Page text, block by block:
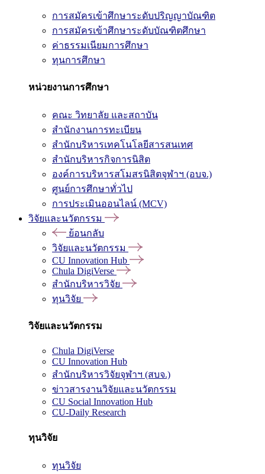
การสมัครเข้าศึกษาระดับปริญญาบัณฑิต
การสมัครเข้าศึกษาระดับบัณฑิตศึกษา
ค่าธรรมเนียมการศึกษา
ทุนการศึกษา
หน่วยงานการศึกษา
คณะ วิทยาลัย และสถาบัน
สำนักงานการทะเบียน
สำนักบริหารเทคโนโลยีสารสนเทศ
สำนักบริหารกิจการนิสิต
องค์การบริหารสโมสรนิสิตจุฬาฯ (อบจ.)
ศูนย์การศึกษาทั่วไป
การประเมินออนไลน์ (MCV)
วิจัยและนวัตกรรม
ย้อนกลับ
วิจัยและนวัตกรรม
CU Innovation Hub
Chula DigiVerse
สำนักบริหารวิจัย
ทุนวิจัย
วิจัยและนวัตกรรม
Chula DigiVerse
CU Innovation Hub
สำนักบริหารวิจัยจุฬาฯ (สบจ.)
ข่าวสารงานวิจัยและนวัตกรรม
CU Social Innovation Hub
CU-Daily Research
ทุนวิจัย
ทุนวิจัย